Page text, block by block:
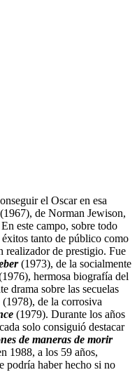
el Oscar en esa
(1967), de Norman Jewison,
este campo, sobre todo
tanto de público como
realizador de prestigio. Fue
(1973), de la socialmente
hermosa biografía del
drama sobre las secuelas
(1978), de la corrosiva
(1979). Durante los años
solo consiguió destacar
de maneras de morir
1988, a los 59 años,
podría haber hecho si no